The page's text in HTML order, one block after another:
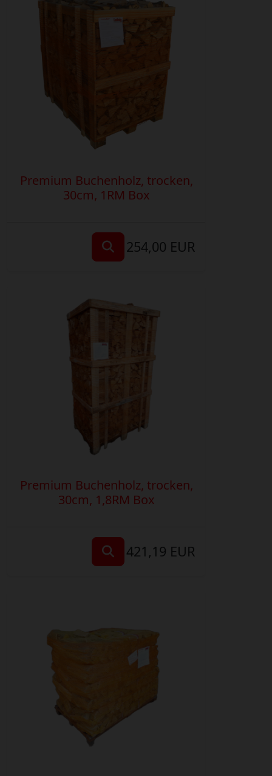
Premium Buchenholz, trocken,
30cm, 1RM Box
254,00 EUR
Premium Buchenholz, trocken,
30cm, 1,8RM Box
421,19 EUR